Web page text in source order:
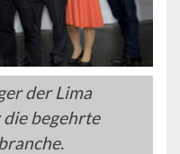
der Lima
begehrte